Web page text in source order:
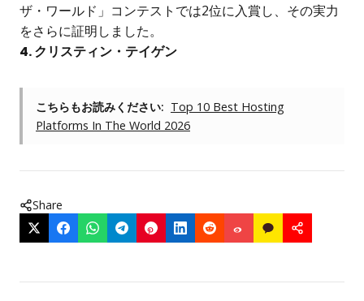
ザ・ワールド」コンテストでは2位に入賞し、その実力
をさらに証明しました。
4. クリスティン・テイゲン
こちらもお読みください: Top 10 Best Hosting
Platforms In The World 2026
Share